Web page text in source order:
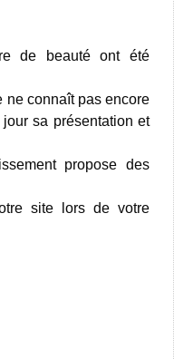
de beauté ont été
ne connaît pas encore
sa présentation et
propose des
site lors de votre